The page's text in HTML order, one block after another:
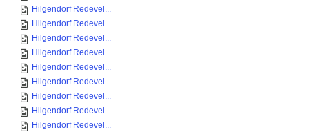
Hilgendorf Redevel...
Hilgendorf Redevel...
Hilgendorf Redevel...
Hilgendorf Redevel...
Hilgendorf Redevel...
Hilgendorf Redevel...
Hilgendorf Redevel...
Hilgendorf Redevel...
Hilgendorf Redevel...